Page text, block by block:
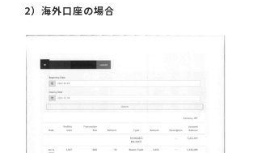
2）海外口座の場合